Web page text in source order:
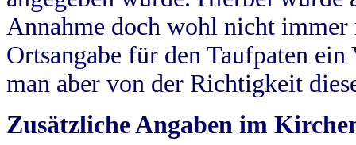
Annahme doch wohl nicht
Ortsangabe für den Taufpaten
man aber von der Richtigkeit
Zusätzliche Angaben im